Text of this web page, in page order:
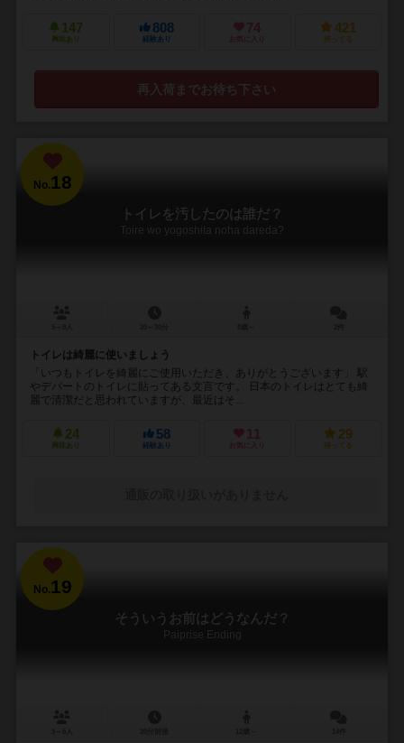
147
興味あり
808
経験あり
74
お気に入り
421
持ってる
再入荷までお待ち下さい
No.18
トイレを汚したのは誰だ？
Toire wo yogoshita noha dareda?
トイレは綺麗に使いましょう
「いつもトイレを綺麗にご使用いただき、ありがとうございます」 駅
やデパートのトイレに貼ってある文言です。 日本のトイレはとても綺
麗で清潔だと思われていますが、最近はそ...
24
興味あり
58
経験あり
11
お気に入り
29
持ってる
No.19
そういうお前はどうなんだ？
Paiprise Ending